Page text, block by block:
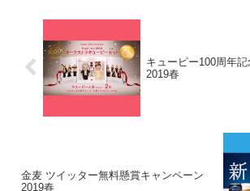
キューピー100周年
2019春
金麦 ツイッター無料懸賞キャンペーン
2019春